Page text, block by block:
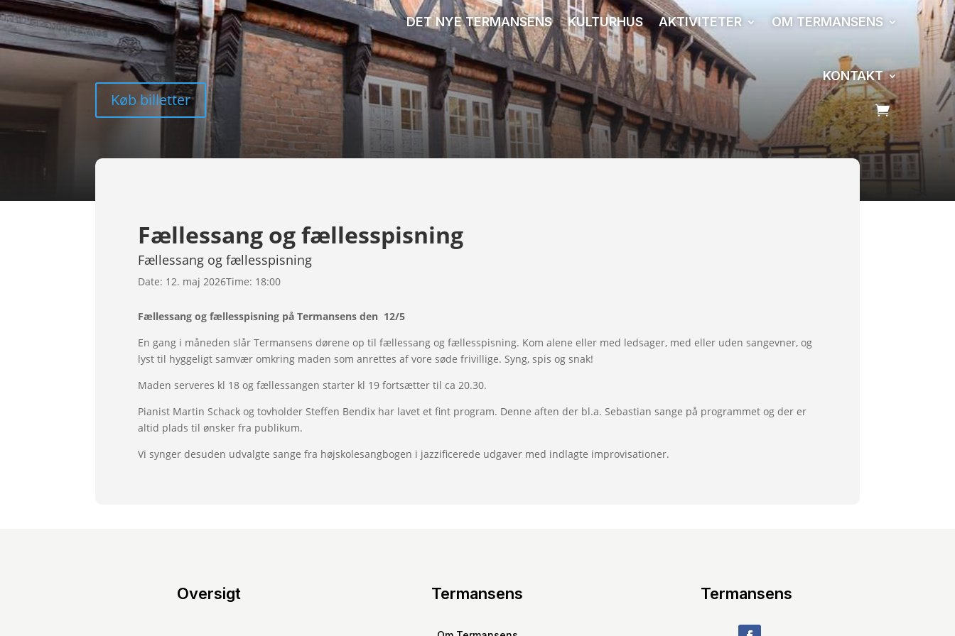
DET NYE TERMANSENS KULTURHUS AKTIVITETER OM TERMANSENS
KONTAKT
Køb billetter
Fællessang og fællesspisning
Fællessang og fællesspisning
Date: 12. maj 2026Time: 18:00
Fællessang og fællesspisning på Termansens den 12/5
En gang i måneden slår Termansens dørene op til fællessang og fællesspisning. Kom alene eller med ledsager, med eller uden sangevner, og
lyst til hyggeligt samvær omkring maden som anrettes af vore søde frivillige. Syng, spis og snak!
Maden serveres kl 18 og fællessangen starter kl 19 fortsætter til ca 20.30.
Pianist Martin Schack og tovholder Steffen Bendix har lavet et fint program. Denne aften der bl.a. Sebastian sange på programmet og der er
altid plads til ønsker fra publikum.
Vi synger desuden udvalgte sange fra højskolesangbogen i jazzificerede udgaver med indlagte improvisationer.
Oversigt Termansens Termansens